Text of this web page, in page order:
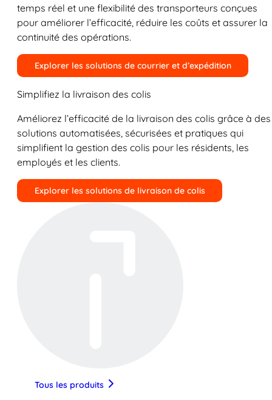
temps réel et une flexibilité des transporteurs conçues
pour améliorer l’efficacité, réduire les coûts et assurer la
continuité des opérations.
Explorer les solutions de courrier et d’expédition
Simplifiez la livraison des colis
Améliorez l’efficacité de la livraison des colis grâce à des
solutions automatisées, sécurisées et pratiques qui
simplifient la gestion des colis pour les résidents, les
employés et les clients.
Explorer les solutions de livraison de colis
Tous les produits